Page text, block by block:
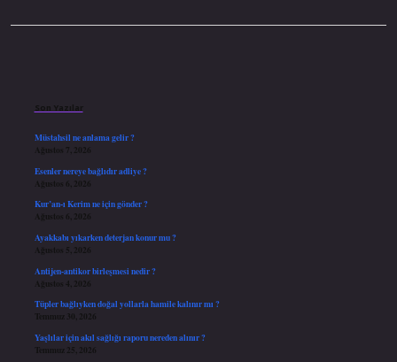
Son Yazılar
Müstahsil ne anlama gelir ?
Ağustos 7, 2026
Esenler nereye bağlıdır adliye ?
Ağustos 6, 2026
Kur’an-ı Kerim ne için gönder ?
Ağustos 6, 2026
Ayakkabı yıkarken deterjan konur mu ?
Ağustos 5, 2026
Antijen-antikor birleşmesi nedir ?
Ağustos 4, 2026
Tüpler bağlıyken doğal yollarla hamile kalınır mı ?
Temmuz 30, 2026
Yaşlılar için akıl sağlığı raporu nereden alınır ?
Temmuz 25, 2026